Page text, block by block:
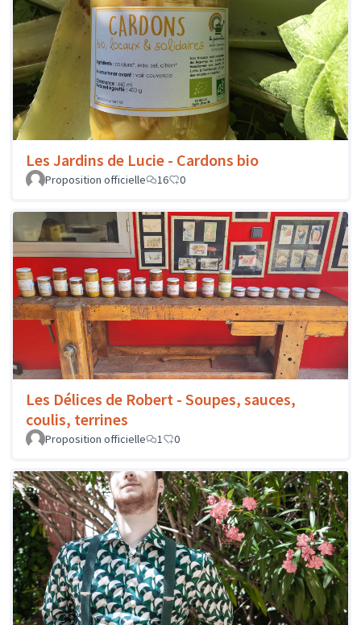
Les Jardins de Lucie - Cardons bio
Proposition officielle 16 0
Les Délices de Robert - Soupes, sauces,
coulis, terrines
Proposition officielle 1 0